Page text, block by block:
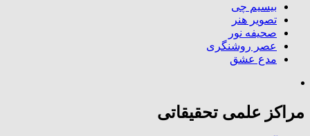
بیسیم چی
تصویر هنر
صحیفه نور
عصر روشنگری
مدع عشق
مراکز علمی تحقیقاتی